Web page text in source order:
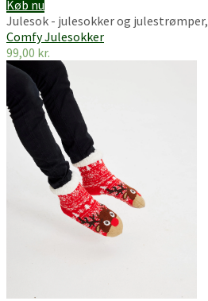
Køb nu
Julesok - julesokker og julestrømper,
Comfy Julesokker
99,00 kr.